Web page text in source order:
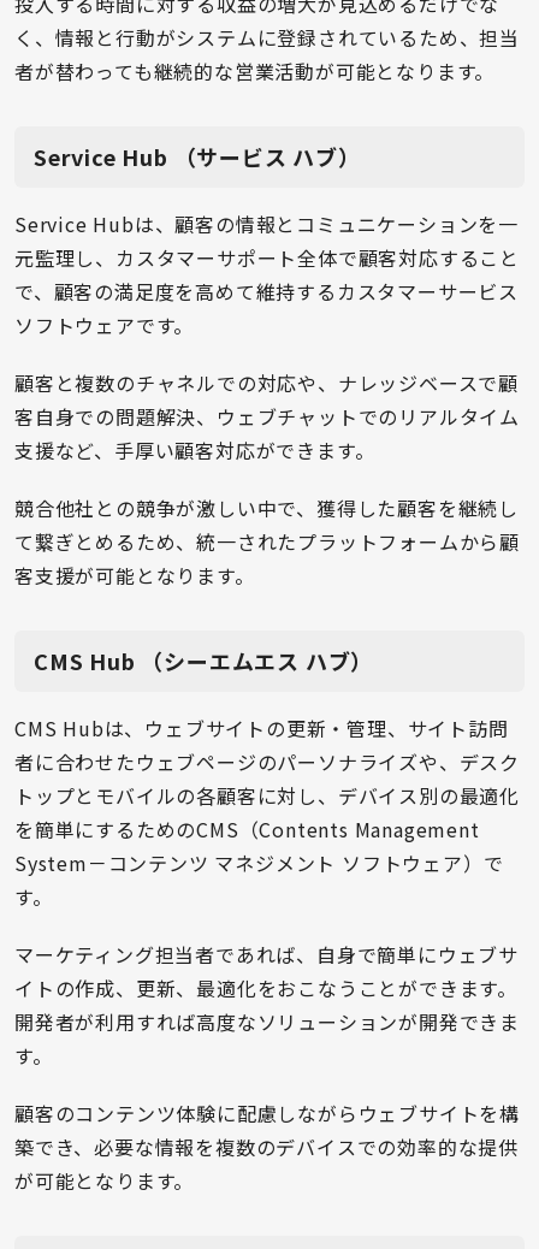
く、情報と行動がシステムに登録されているため、担当
者が替わっても継続的な営業活動が可能となります。
Service Hub （サービス ハブ）
Service Hubは、顧客の情報とコミュニケーションを一
元監理し、カスタマーサポート全体で顧客対応すること
で、顧客の満足度を高めて維持するカスタマーサービス
ソフトウェアです。
顧客と複数のチャネルでの対応や、ナレッジベースで顧
客自身での問題解決、ウェブチャットでのリアルタイム
支援など、手厚い顧客対応ができます。
競合他社との競争が激しい中で、獲得した顧客を継続し
て繋ぎとめるため、統一されたプラットフォームから顧
客支援が可能となります。
CMS Hub （シーエムエス ハブ）
CMS Hubは、ウェブサイトの更新・管理、サイト訪問
者に合わせたウェブページのパーソナライズや、デスク
トップとモバイルの各顧客に対し、デバイス別の最適化
を簡単にするためのCMS（Contents Management
System－コンテンツ マネジメント ソフトウェア）で
す。
マーケティング担当者であれば、自身で簡単にウェブサ
イトの作成、更新、最適化をおこなうことができます。
開発者が利用すれば高度なソリューションが開発できま
す。
顧客のコンテンツ体験に配慮しながらウェブサイトを構
築でき、必要な情報を複数のデバイスでの効率的な提供
が可能となります。